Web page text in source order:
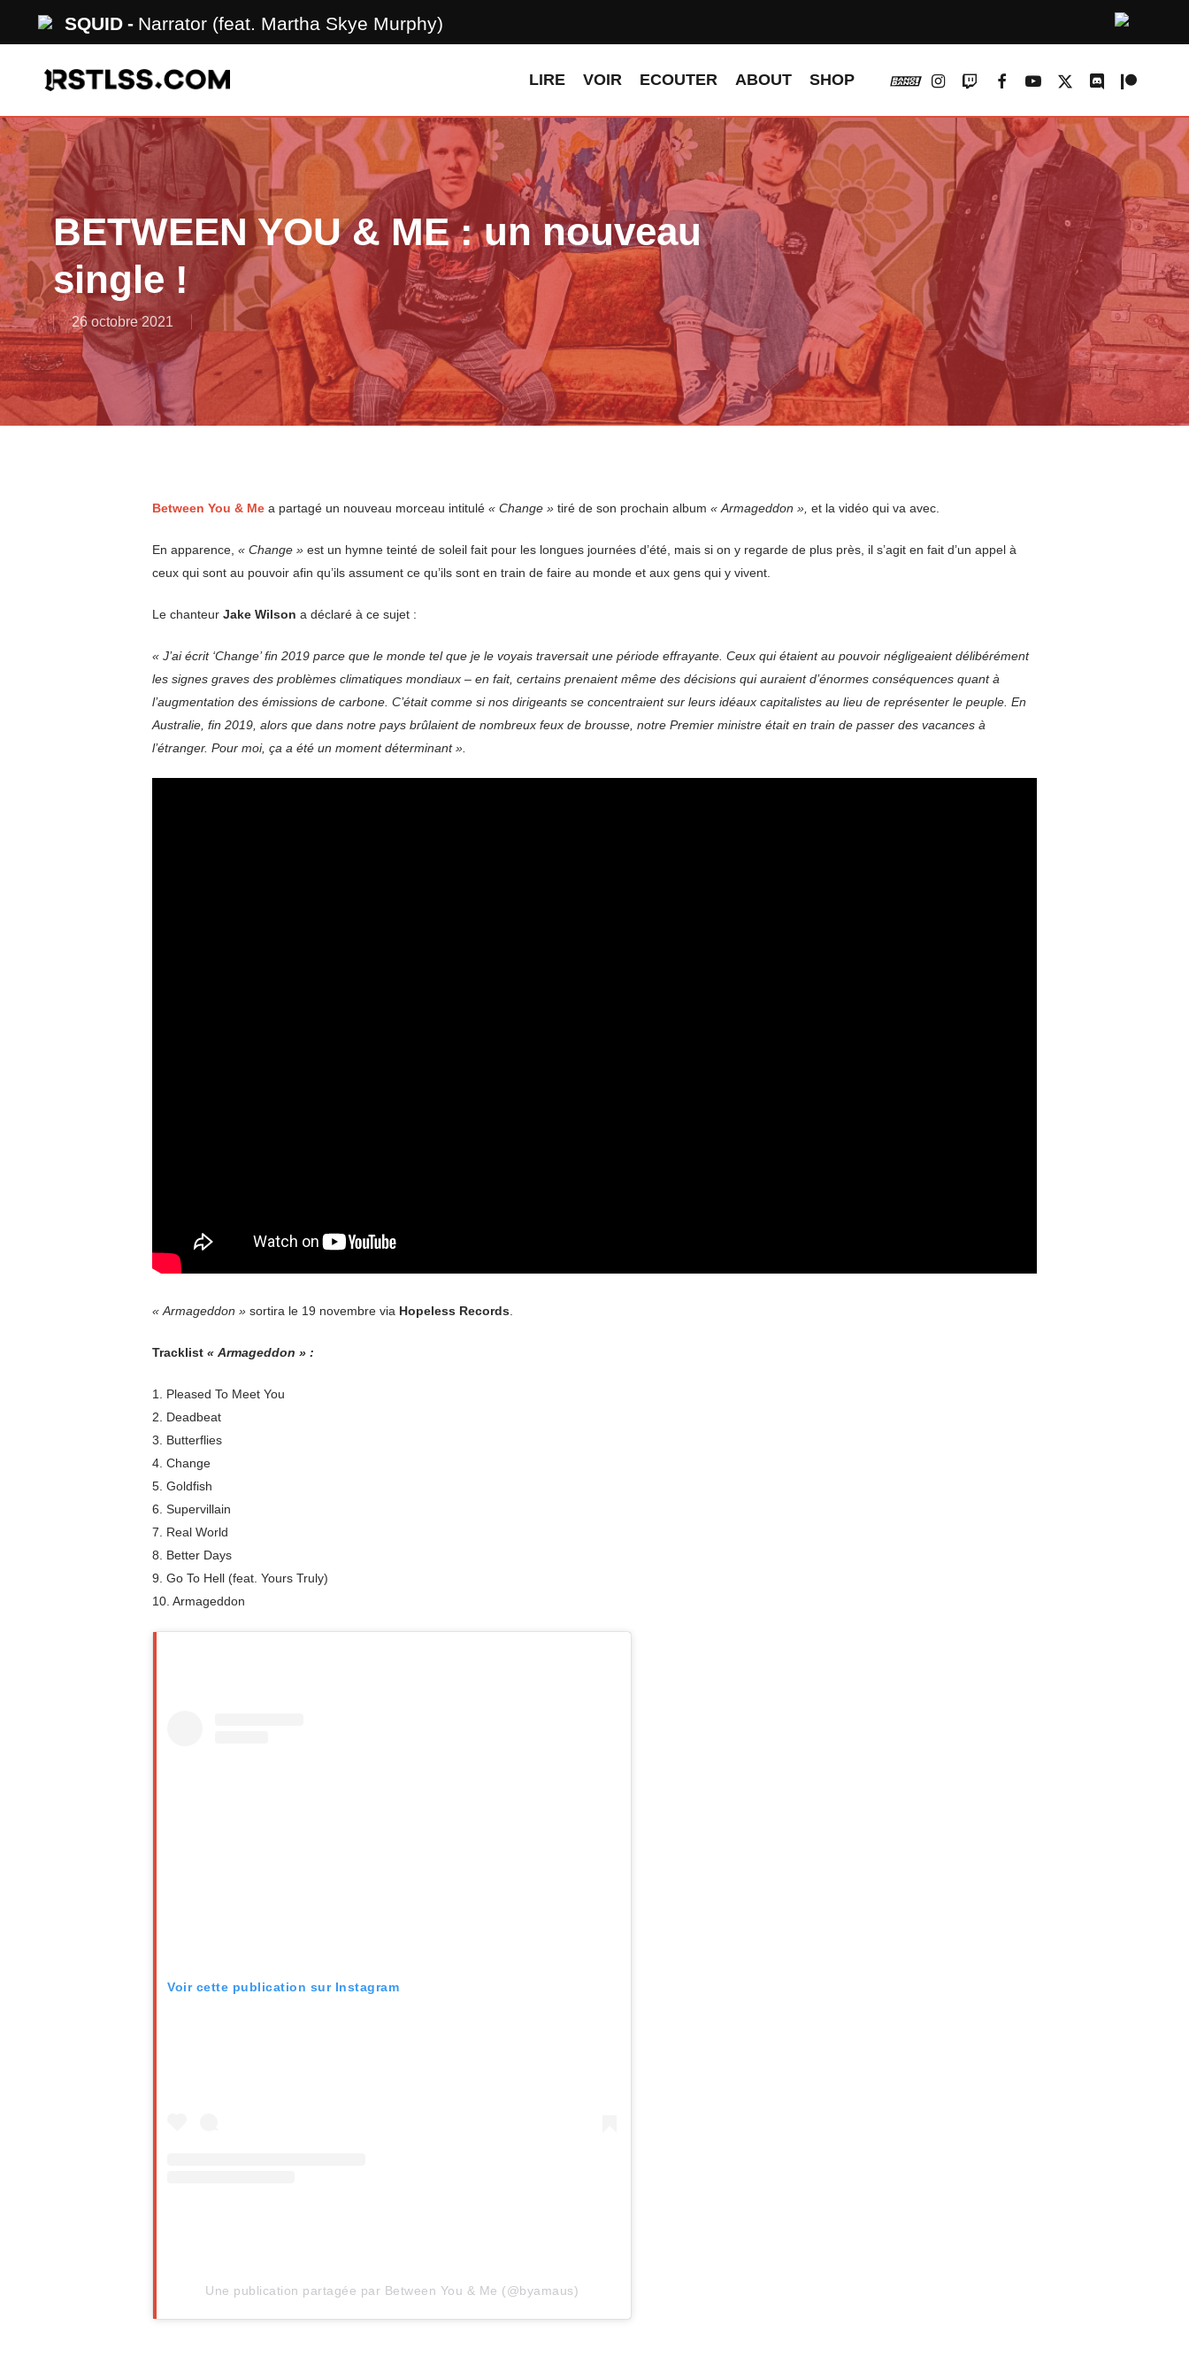
SQUID Narrator (feat. Martha Skye Murphy)
LIRE VOIR ECOUTER ABOUT SHOP vk instagram
twitchfacebookyoutube
x-
discordpatreon
BETWEEN YOU & ME : un nouveau
single !
26 octobre 2021
Between You & Me a partagé un nouveau morceau intitulé « Change » tiré de son prochain album « Armageddon », et la vidéo qui va avec.
En apparence, « Change » est un hymne teinté de soleil fait pour les longues journées d’été, mais si on y regarde de plus près, il s’agit en fait d’un appel à
ceux qui sont au pouvoir afin qu’ils assument ce qu’ils sont en train de faire au monde et aux gens qui y vivent.
Le chanteur Jake Wilson a déclaré à ce sujet :
« J’ai écrit ‘Change’ fin 2019 parce que le monde tel que je le voyais traversait une période effrayante. Ceux qui étaient au pouvoir négligeaient délibérément
les signes graves des problèmes climatiques mondiaux – en fait, certains prenaient même des décisions qui auraient d’énormes conséquences quant à
l’augmentation des émissions de carbone. C’était comme si nos dirigeants se concentraient sur leurs idéaux capitalistes au lieu de représenter le peuple. En
Australie, fin 2019, alors que dans notre pays brûlaient de nombreux feux de brousse, notre Premier ministre était en train de passer des vacances à
l’étranger. Pour moi, ça a été un moment déterminant ».
« Armageddon » sortira le 19 novembre via Hopeless Records
Tracklist « Armageddon » :
1. Pleased To Meet You
2. Deadbeat
3. Butterflies
4. Change
5. Goldfish
6. Supervillain
7. Real World
8. Better Days
9. Go To Hell (feat. Yours Truly)
10. Armageddon
Voir cette publication sur Instagram
Une publication partagée par Between You & Me (@byamaus)